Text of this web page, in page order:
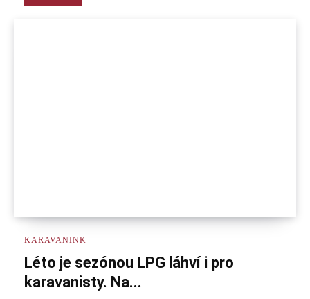
KARAVANINK
Léto je sezónou LPG láhví i pro
karavanisty. Na...